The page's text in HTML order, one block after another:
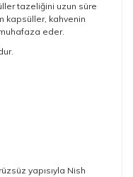
tazeliğini uzun süre
kapsüller, kahvenin
eder.
yapısıyla Nish